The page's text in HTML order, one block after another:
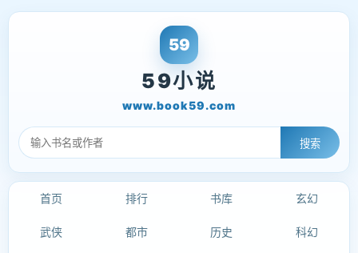
59小说
www.book59.com
搜索
首页 排行 书库 玄幻
武侠 都市 历史 科幻